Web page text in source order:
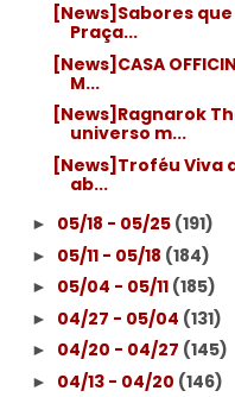
[News]Sabores
Praça...
[News]CASA
M...
[News]Ragnarok
universo m...
[News]Troféu Viva
ab...
► 05/18 - 05/25 (191)
► 05/11 - 05/18 (184)
► 05/04 - 05/11 (185)
► 04/27 - 05/04 (131)
► 04/20 - 04/27 (145)
► 04/13 - 04/20 (146)